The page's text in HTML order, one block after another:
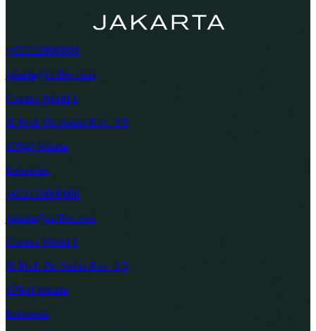
+622129880888
jakarta@raffles.com
Ciputra World 1
Jl. Prof. Dr. Satrio Kav. 3-5
12940 Jakarta
Indonesia
+622129880888
jakarta@raffles.com
Ciputra World 1
Jl. Prof. Dr. Satrio Kav. 3-5
12940 Jakarta
Indonesia